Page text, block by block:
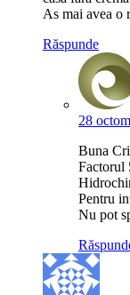
As mai avea o
Răspunde
28
Buna
Factorul
Pentru
Nu pot